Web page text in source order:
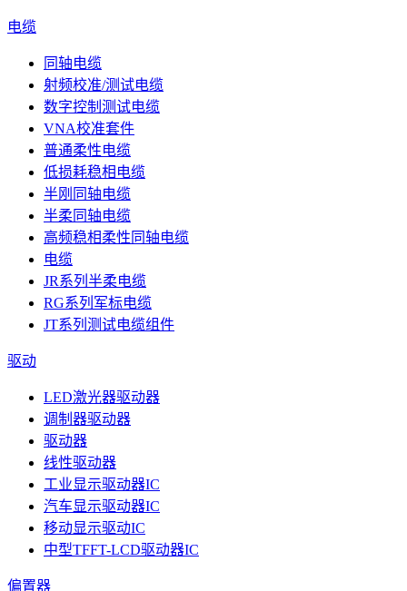
电缆
同轴电缆
射频校准/测试电缆
数字控制测试电缆
VNA校准套件
普通柔性电缆
低损耗稳相电缆
半刚同轴电缆
半柔同轴电缆
高频稳相柔性同轴电缆
电缆
JR系列半柔电缆
RG系列军标电缆
JT系列测试电缆组件
驱动
LED激光器驱动器
调制器驱动器
驱动器
线性驱动器
工业显示驱动器IC
汽车显示驱动器IC
移动显示驱动IC
中型TFFT-LCD驱动器IC
偏置器